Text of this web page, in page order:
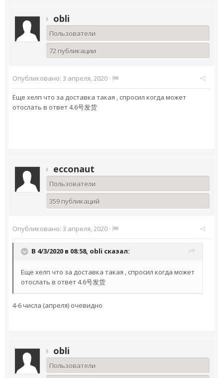
obli
Пользователи
72 публикации
Опубликовано: 3 апреля, 2020 ·
Еще хелп что за доставка такая , спросил когда может
отослать в ответ 4.6号发货
ecconaut
Пользователи
359 публикаций
Опубликовано: 3 апреля, 2020 ·
В 4/3/2020 в 08:58, obli сказал:
Еще хелп что за доставка такая , спросил когда может
отослать в ответ 4.6号发货
4-6 числа (апреля) очевидно
obli
Пользователи